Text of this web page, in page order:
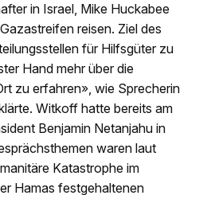
in Israel, Mike Huckabee
reisen. Ziel des
für Hilfsgüter zu
Hand mehr über die
zu erfahren», wie Sprecherin
Witkoff hatte bereits am
Benjamin Netanjahu in
waren laut
Katastrophe im
Hamas festgehaltenen